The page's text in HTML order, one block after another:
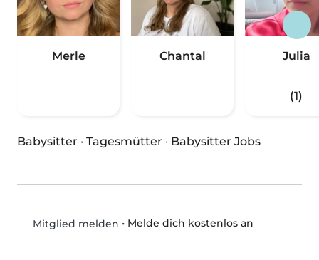
Merle Chantal Julia
(1)
Babysitter · Tagesmütter · Babysitter Jobs
Mitglied melden • Melde dich kostenlos an